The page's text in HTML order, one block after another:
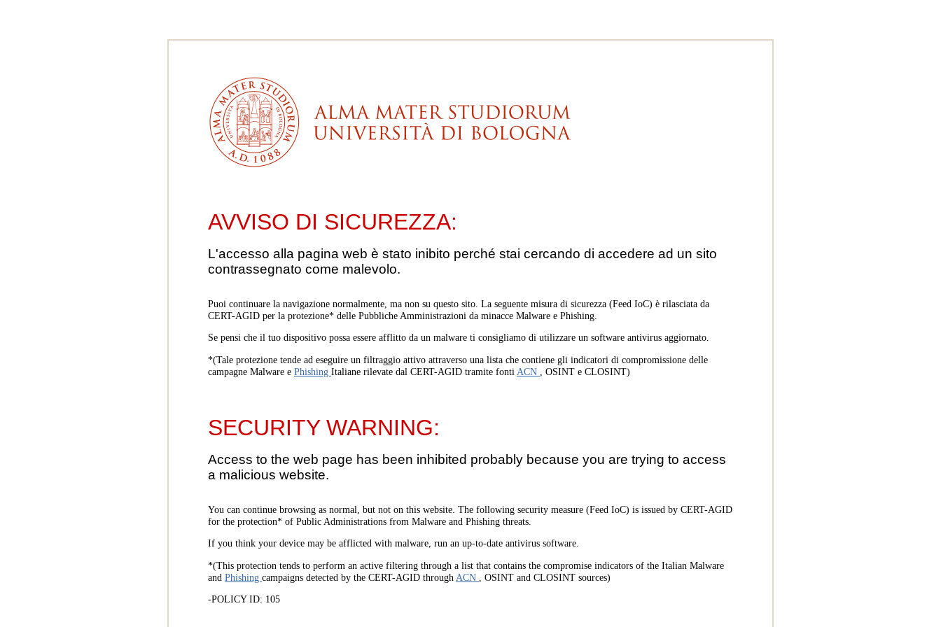
AVVISO DI SICUREZZA:
L'accesso alla pagina web è stato inibito perché stai cercando di accedere ad un sito
contrassegnato come malevolo.
Puoi continuare la navigazione normalmente, ma non su questo sito. La seguente misura di sicurezza (Feed IoC) è rilasciata da
CERT-AGID per la protezione* delle Pubbliche Amministrazioni da minacce Malware e Phishing.
Se pensi che il tuo dispositivo possa essere afflitto da un malware ti consigliamo di utilizzare un software antivirus aggiornato.
*(Tale protezione tende ad eseguire un filtraggio attivo attraverso una lista che contiene gli indicatori di compromissione delle
campagne Malware e Phishing Italiane rilevate dal CERT-AGID tramite fonti ACN , OSINT e CLOSINT)
SECURITY WARNING:
Access to the web page has been inhibited probably because you are trying to access
a malicious website.
You can continue browsing as normal, but not on this website. The following security measure (Feed IoC) is issued by CERT-AGID
for the protection* of Public Administrations from Malware and Phishing threats.
If you think your device may be afflicted with malware, run an up-to-date antivirus software.
*(This protection tends to perform an active filtering through a list that contains the compromise indicators of the Italian Malware
and Phishing campaigns detected by the CERT-AGID through ACN
, OSINT and CLOSINT sources)
-POLICY ID: 105